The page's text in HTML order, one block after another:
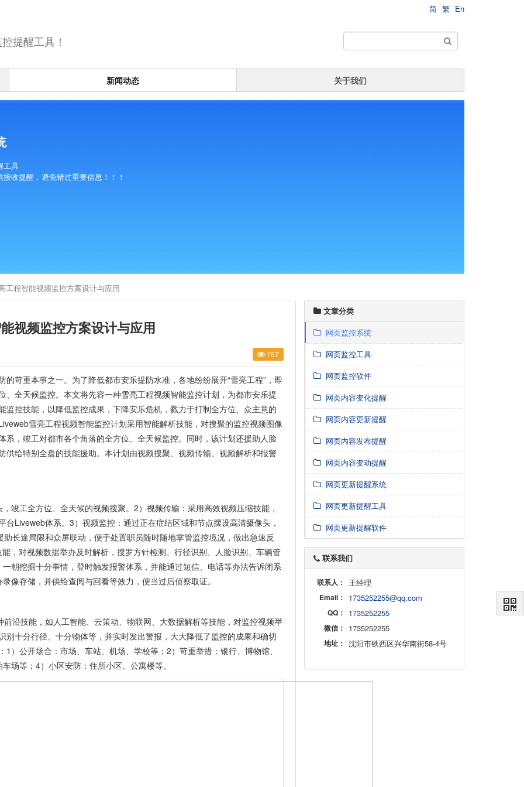
简 繁 En
提醒工具！
新闻动态 关于我们
工具
收提醒，避免错过重要信息！！！
工程智能视频监控方案设计与应用
视频监控方案设计与应用
767
苛重本事之一。为了降低都市安乐提防水准，各地纷纷展开“雪亮工程”，即
全天候监控。本文将先容一种雪亮工程视频智能监控计划，为都市安乐提
控技能，以降低监控成果，下降安乐危机，戮力于打制全方位、众主意的
雪亮工程视频智能监控计划采用智能解析技能，对搜聚的监控视频图像
，竣工对都市各个角落的全方位、全天候监控。同时，该计划还援助人脸
给特别全盘的技能援助。本计划由视频搜聚、视频传输、视频解析和报警
竣工全方位、全天候的视频搜聚。2）视频传输：采用高效视频压缩技能，
Liveweb体系。3）视频监控：通过正在症结区域和节点摆设高清摄像头，
长途局限和众屏联动，便于处置职员随时随地掌管监控境况，做出急速反
，对视频数据举办及时解析，搜罗方针检测、行径识别、人脸识别、车辆管
朝挖掘十分事情，登时触发报警体系，并能通过短信、电话等办法告诉闭系
像存储，并供给查阅与回看等效力，便当过后侦察取证。
沿技能，如人工智能、云策动、物联网、大数据解析等技能，对监控视频举
十分行径、十分物体等，并实时发出警报，大大降低了监控的成果和确切
）公开场合：市场、车站、机场、学校等；2）苛重举措：银行、博物馆、
场等；4）小区安防：住所小区、公寓楼等。
文章分类
网页监控系统
网页监控工具
网页监控软件
网页内容变化提醒
网页内容更新提醒
网页内容发布提醒
网页内容变动提醒
网页更新提醒系统
网页更新提醒工具
网页更新提醒软件
联系我们
联系人： 王经理
Email： 1735252255@qq.com
QQ： 1735252255
微信： 1735252255
地址： 沈阳市铁西区兴华南街58-4号